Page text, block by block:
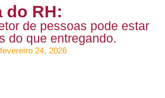
do RH:
de pessoas pode estar
do que entregando.
fevereiro 24, 2026